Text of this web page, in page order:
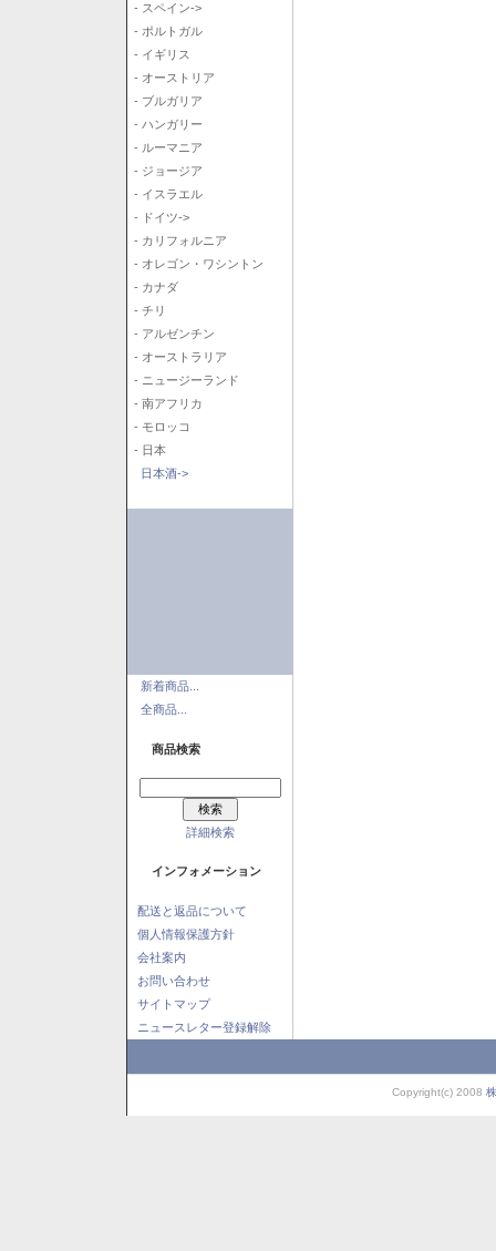
- スペイン->
- ポルトガル
- イギリス
- オーストリア
- ブルガリア
- ハンガリー
- ルーマニア
- ジョージア
- イスラエル
- ドイツ->
- カリフォルニア
- オレゴン・ワシントン
- カナダ
- チリ
- アルゼンチン
- オーストラリア
- ニュージーランド
- 南アフリカ
- モロッコ
- 日本
日本酒->
新着商品...
全商品...
商品検索
詳細検索
インフォメーション
配送と返品について
個人情報保護方針
会社案内
お問い合わせ
サイトマップ
ニュースレター登録解除
Copyright(c) 2008